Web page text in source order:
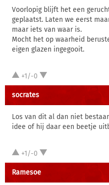
Voorlopig blijft het een
geplaatst. Laten we eerst
maar iets van waar is.
Mocht het op waarheid
eigen glazen ingegooit.
+1/-0
socrates
Los van dit al dan niet
idee of hij daar een beetje
+1/-0
Ramesoe